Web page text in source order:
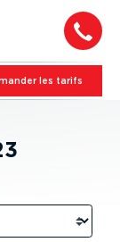
les tarifs